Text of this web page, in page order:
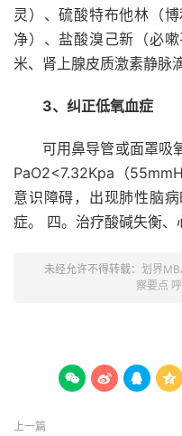
灵）、硫酸特布他林（
净）、盐酸溴己新（必
米、肾上腺皮质激素静脉
3、纠正低氧血症
可用鼻导管或面罩吸氧
PaO2<7.32Kpa（
意识障碍，出现肺性脑
症。 四。治疗酸碱失衡、
未经允许不得转载： 划界
察要点
   
上一篇